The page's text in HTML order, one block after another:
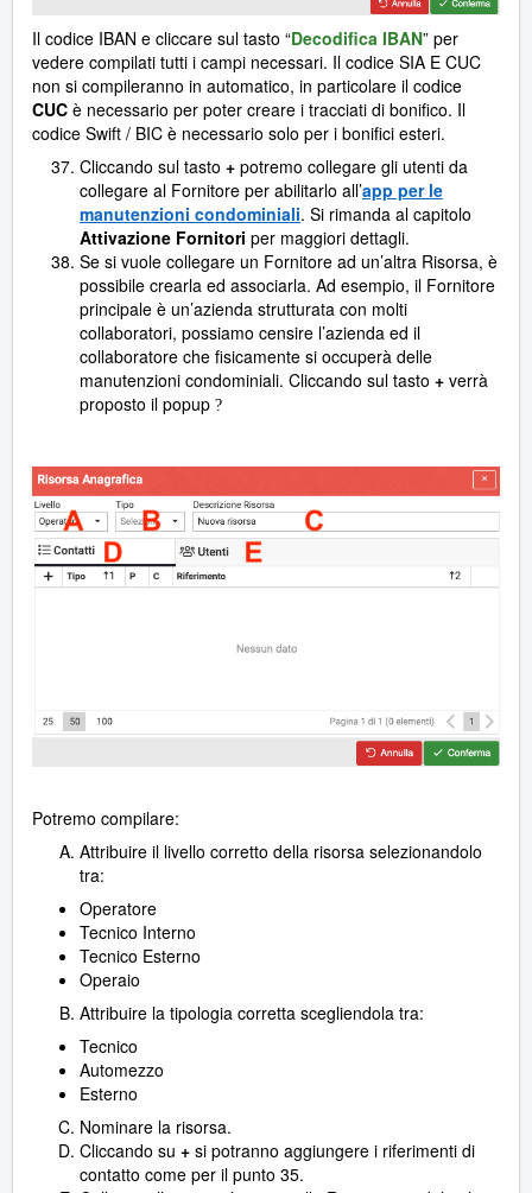
Il codice IBAN e cliccare sul tasto “Decodifica IBAN” per
vedere compilati tutti i campi necessari. Il codice SIA E CUC
non si compileranno in automatico, in particolare il codice
CUC è necessario per poter creare i tracciati di bonifico. Il
codice Swift / BIC è necessario solo per i bonifici esteri.
Cliccando sul tasto + potremo collegare gli utenti da
collegare al Fornitore per abilitarlo all’app per le
manutenzioni condominiali. Si rimanda al capitolo
Attivazione Fornitori per maggiori dettagli.
Se si vuole collegare un Fornitore ad un’altra Risorsa, è
possibile crearla ed associarla. Ad esempio, il Fornitore
principale è un’azienda strutturata con molti
collaboratori, possiamo censire l’azienda ed il
collaboratore che fisicamente si occuperà delle
manutenzioni condominiali. Cliccando sul tasto + verrà
proposto il popup ?
Potremo compilare:
Attribuire il livello corretto della risorsa selezionandolo
tra:
Operatore
Tecnico Interno
Tecnico Esterno
Operaio
Attribuire la tipologia corretta scegliendola tra:
Tecnico
Automezzo
Esterno
Nominare la risorsa.
Cliccando su + si potranno aggiungere i riferimenti di
contatto come per il punto 35.